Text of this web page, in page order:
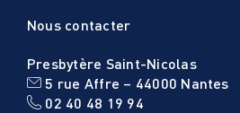
Nous contacter
Presbytère Saint-Nicolas
5 rue Affre – 44000 Nantes
02 40 48 19 94